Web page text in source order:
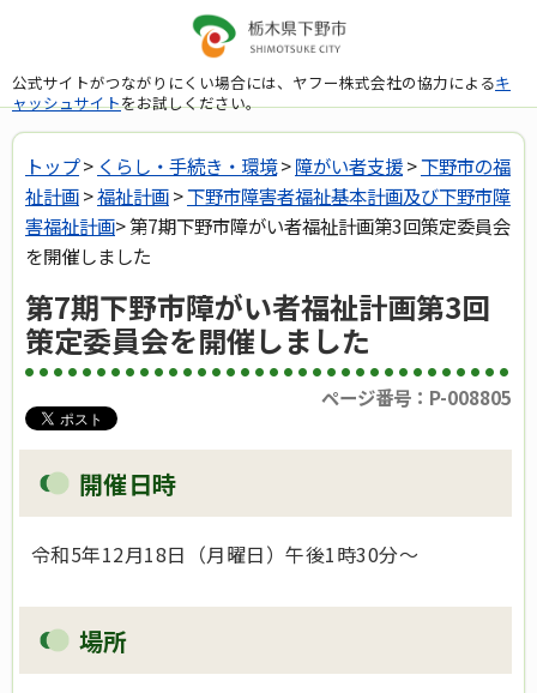
公式サイトがつながりにくい場合には、ヤフー株式会社の協力によるキ
ャッシュサイトをお試しください。
トップ> くらし・手続き・環境>障がい者支援>下野市の福
祉計画>福祉計画>下野市障害者福祉基本計画及び下野市障
害福祉計画> 第7期下野市障がい者福祉計画第3回策定委員会
を開催しました
第7期下野市障がい者福祉計画第3回
策定委員会を開催しました
ページ番号：P-008805
開催日時
令和5年12月18日（月曜日）午後1時30分～
場所